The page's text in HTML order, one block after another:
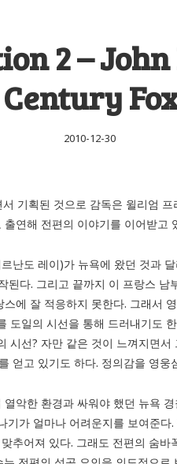
2 –
2010-12-30
기획된 것으로 감독은 윌리엄
연해 전편의 이야기를 이어받고
난도 레이)가 뉴욕에 왔던 것과
다. 그리고 끝까지 이 프랑스
에 잘 적응하지 못한다. 그래서
도일의 시선을 통해 드러내기도
시선? 자만 같은 것이 느껴지면
얻고 있기도 하다. 정의감을 영웅
악한 환경과 싸워야 했던 뉴욕
가 얼마나 어려운지를 보여준
추어져 있다. 그래도 전편의 숨